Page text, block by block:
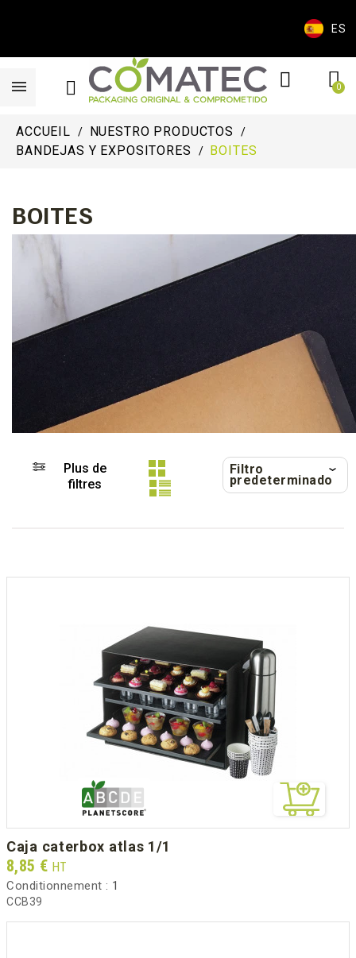
ES
ACCUEIL
NUESTRO PRODUCTOS
BANDEJAS Y EXPOSITORES
BOITES
BOITES
Plus de
filtres
Filtro
predeterminado
caja caterbox atlas 1/1
Prix
8,85 € HT
Conditionnement : 1
CCB39